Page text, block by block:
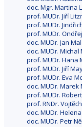
doc. Mgr. Martina
prof. MUDr. Jiří
prof. MUDr.
prof. MUDr. Ondřej
doc. MUDr. Jan
doc. MUDr. Michal
prof. MUDr. Hana
prof. MUDr. Jiří
prof. MUDr. Eva
doc. MUDr. Marek
prof. MUDr.
prof. RNDr.
doc. MUDr.
doc. MUDr. Petr